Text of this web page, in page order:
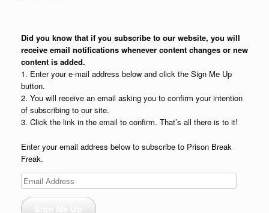
Did you know that if you subscribe to our website, you will
receive email notifications whenever content changes or new
content is added.
1. Enter your e-mail address below and click the Sign Me Up
button.
2. You will receive an email asking you to confirm your intention
of subscribing to our site.
3. Click the link in the email to confirm. That’s all there is to it!
Enter your email address below to subscribe to Prison Break
Freak.
Email
Address